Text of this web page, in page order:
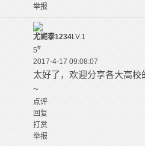
举报
尤妮泰1234LV.1
5#
2017-4-17 09:08:07
太好了，欢迎分享各大高校
~
点评
回复
打赏
举报